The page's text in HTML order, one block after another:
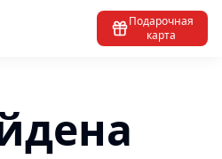
Подарочная
карта